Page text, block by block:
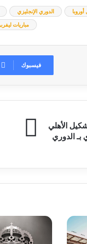
الدوري الإنجليزي
مباريات
فيسبوك
الأهلي
بـ الدوري